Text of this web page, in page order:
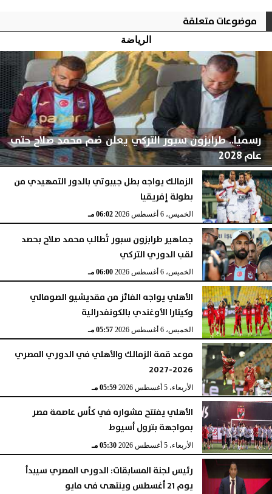
موضوعات متعلقة
الرياضة
رسميا.. طرابزون سبور التركي يعلن ضم محمد صلاح حتى
عام 2028
الخميس، 6 أغسطس 2026 06:04 مـ
الزمالك يواجه بطل جيبوتي بالدور التمهيدي من
بطولة إفريقيا
الخميس، 6 أغسطس 2026 06:02 مـ
جماهير طرابزون سبور تُطالب محمد صلاح بحصد
لقب الدوري التركي
الخميس، 6 أغسطس 2026 06:00 مـ
الأهلي يواجه الفائز من مقديشيو الصومالي
وكيتارا الأوغندي بالكونفدرالية
الخميس، 6 أغسطس 2026 05:57 مـ
موعد قمة الزمالك والأهلي في الدوري المصري
2026-2027
الأربعاء، 5 أغسطس 2026 05:59 مـ
الأهلي يفتتح مشواره في كأس عاصمة مصر
بمواجهة بترول أسيوط
الأربعاء، 5 أغسطس 2026 05:30 مـ
رئيس لجنة المسابقات: الدورى المصري سيبدأ
يوم 21 أغسطس وينتهى فى مايو